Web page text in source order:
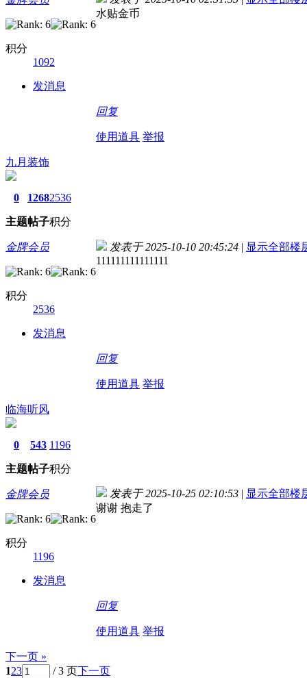
积分
1092
发消息
水贴金币
回复
使用道具 举报
九月装饰
0
主题
1268
帖子
2536
积分
金牌会员
积分
2536
发消息
发表于 2025-10-10 20:45:24 | 显示全部楼
111111111111111
回复
使用道具 举报
临海听风
0
主题
543
帖子
1196
积分
金牌会员
积分
1196
发消息
发表于 2025-10-25 02:10:53 | 显示全部楼
谢谢 抱走了
回复
使用道具 举报
下一页 »
123 / 3 页下一页